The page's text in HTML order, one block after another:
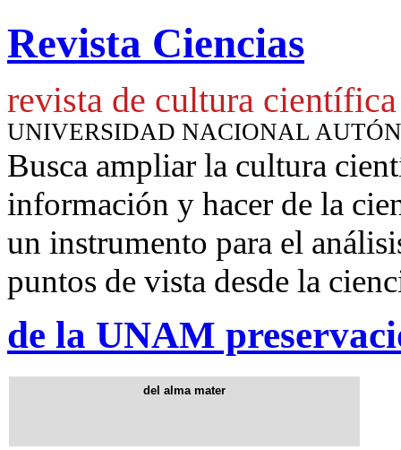
Revista Ciencias
revista de cultura científica
UNIVERSIDAD NACIONAL
Busca ampliar la cultura
información y hacer de la
un instrumento para el
puntos de vista desde la
de la UNAM
del alma mater